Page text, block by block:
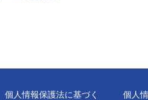
個人情報保護法に基づく
個人